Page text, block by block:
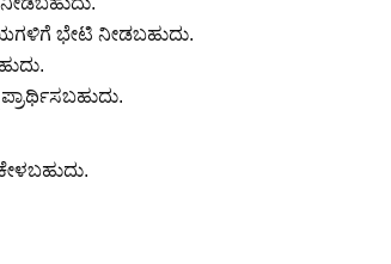
ಭೇಟಿ ನೀಡಬಹುದು.